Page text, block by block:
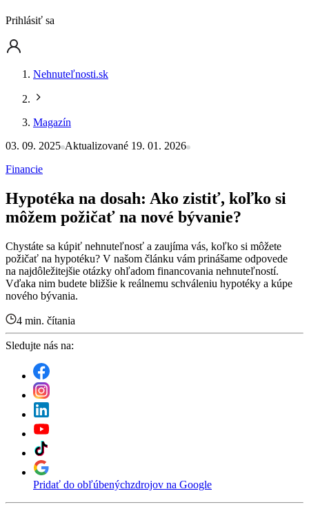
Prihlásiť sa
Nehnuteľnosti.sk
Magazín
03. 09. 2025 Aktualizované 19. 01. 2026
Financie
Hypotéka na dosah: Ako zistiť, koľko si
môžem požičať na nové bývanie?
Chystáte sa kúpiť nehnuteľnosť a zaujíma vás, koľko si môžete
požičať na hypotéku? V našom článku vám prinášame odpovede
na najdôležitejšie otázky ohľadom financovania nehnuteľností.
Vďaka nim budete bližšie k reálnemu schváleniu hypotéky a kúpe
nového bývania.
4 min. čítania
Sledujte nás na:
Pridať do obľúbenýchzdrojov na Google